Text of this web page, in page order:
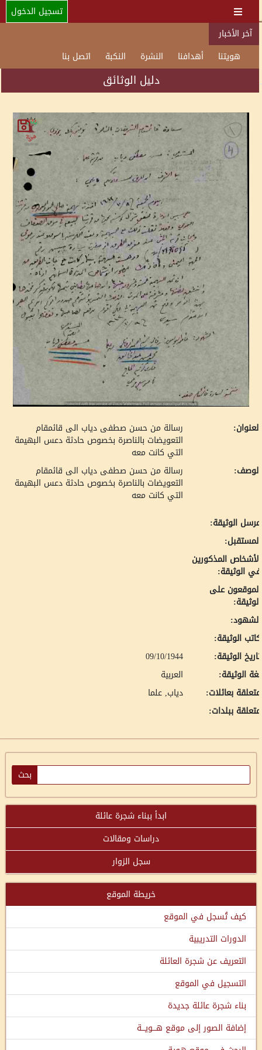
تسجيل الدخول
آخر الأخبار
هويتنا
أهدافنا النشرة النكبة اتصل بنا
دليل الوثائق
رسالة من حسن صطفى دياب الى قائمقام
التعويضات بالناصرة بخصوص حادثة دعس البهيمة
التي كانت معه
رسالة من حسن صطفى دياب الى قائمقام
التعويضات بالناصرة بخصوص حادثة دعس البهيمة
التي كانت معه
الوثيقة:
المذكورين
الوثيقة:
على
الوثيقة:
الوثيقة:
09/10/1944
الوثيقة:
العربية
بعائلات:
دياب, علما
ببلدات:
ابدأ ببناء شجرة عائلة
دراسات ومقالات
سجل الزوار
خريطة الموقع
كيف تُسجل في الموقع
الدورات التدريبية
التعريف عن شجرة العائلة
التسجيل في الموقع
بناء شجرة عائلة جديدة
إضافة الصور إلى موقع هـــويـــة